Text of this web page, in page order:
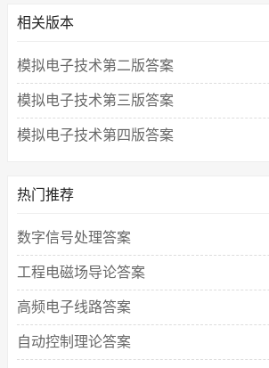
相关版本
模拟电子技术第二版答案
模拟电子技术第三版答案
模拟电子技术第四版答案
热门推荐
数字信号处理答案
工程电磁场导论答案
高频电子线路答案
自动控制理论答案